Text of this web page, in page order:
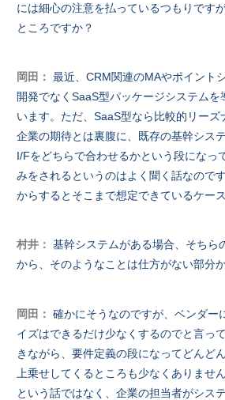
には細心の注意を払っているつもりです
ところですか？
岡田： 最近、CRM関連のMAやポイント
開発でなくSaaS型パッケージシステムを
います。ただ、SaaS型なら比較的リーズ
企業の期待とは裏腹に、既存の基幹シス
I/Fをどちらで合わせるかという段になっ
みをされるというのはよく聞く話なので
からするとそこまで想定できているケー
村井： 基幹システムがある場合、そちら
から、そのようなことは仕方がない部分
岡田： 確かにそうなのですが、ベンダー
イズはできるだけ少なくするのでと言っ
きながら、要件定義の段になってどんど
上乗せしてくるところも少なくありませ
という話ではなく、企業の担当者がシス